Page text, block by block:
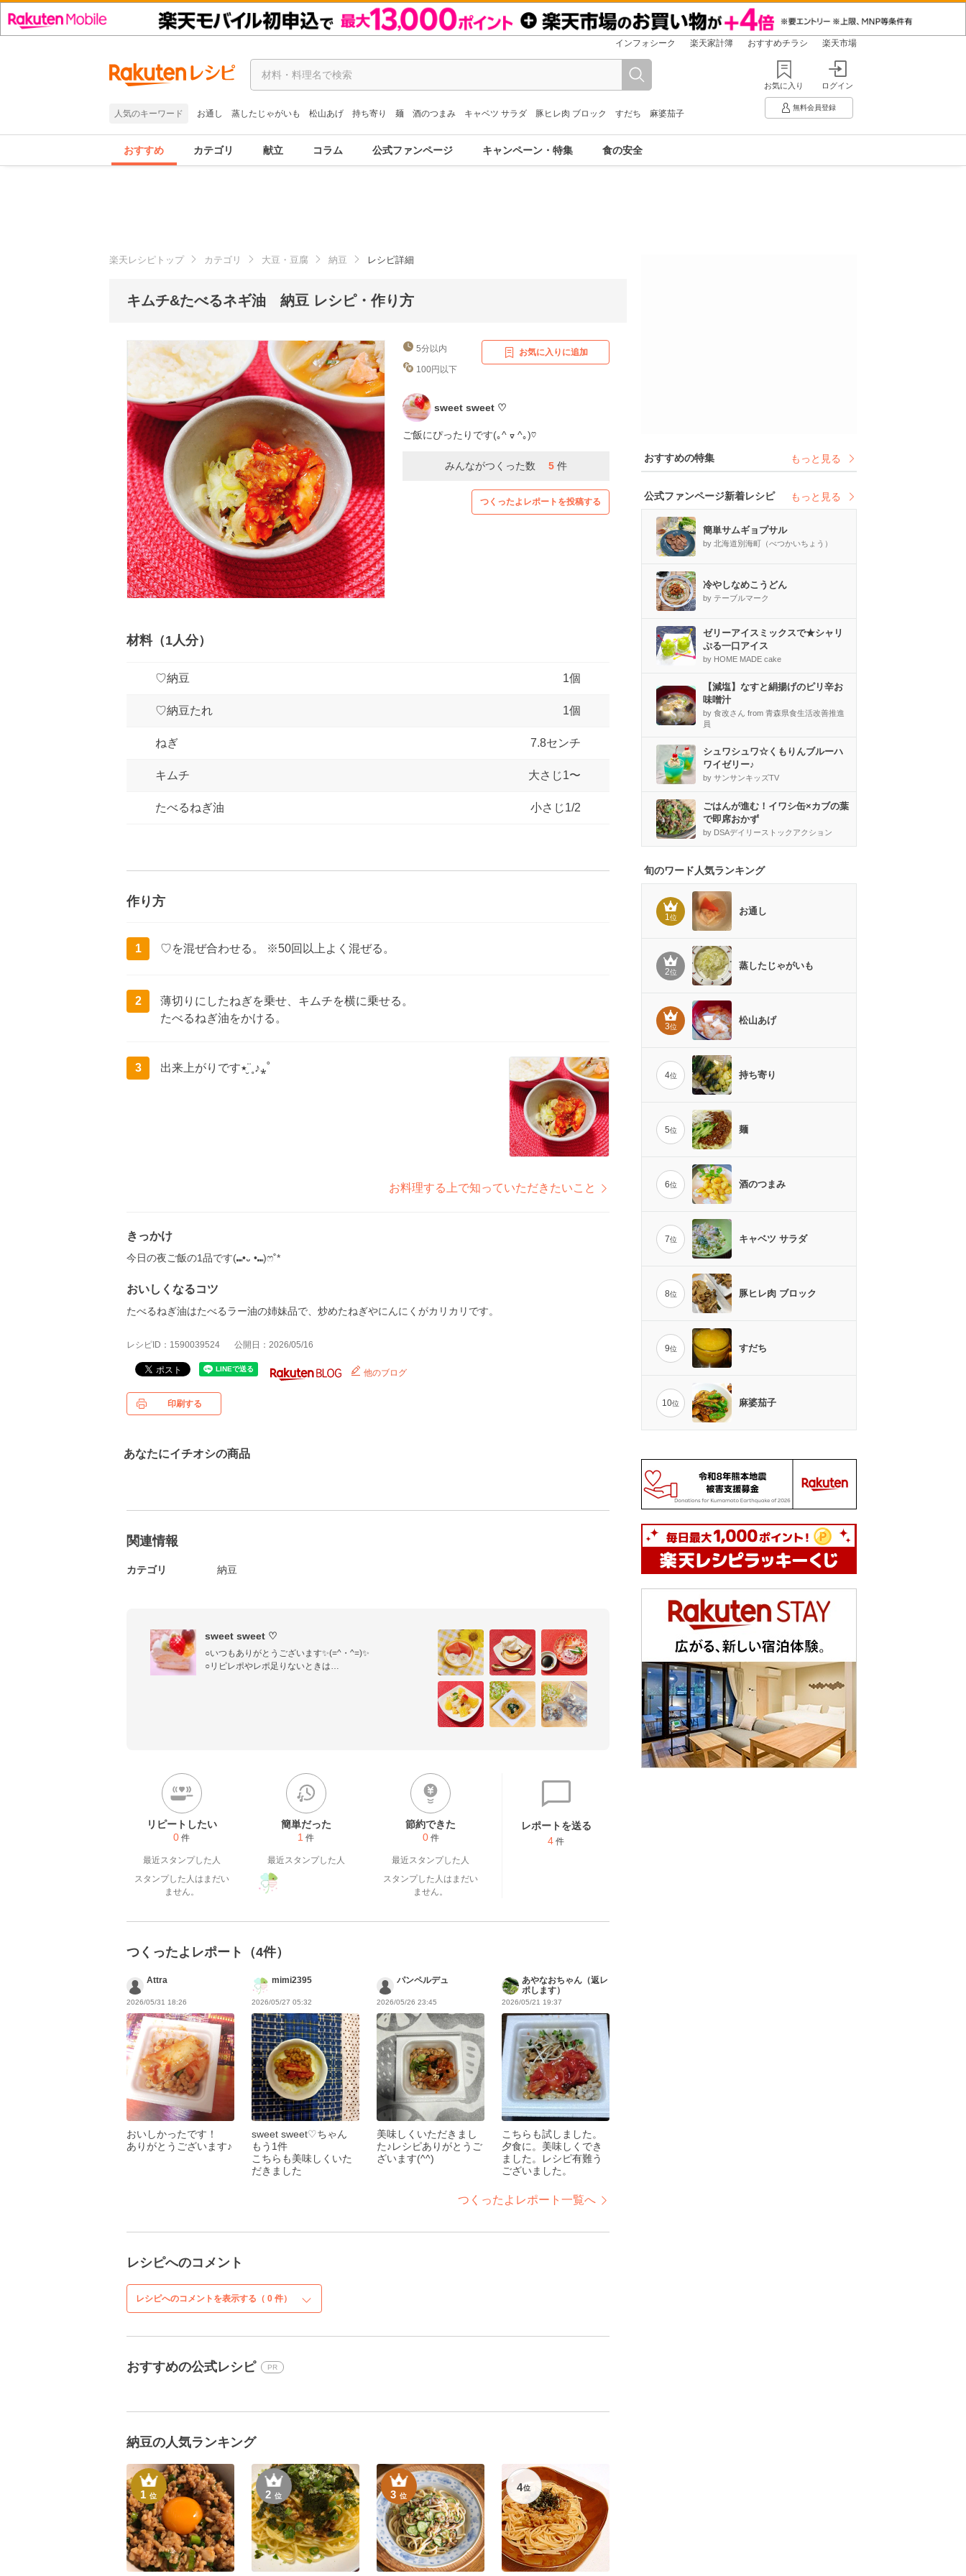
インフォシーク 楽天家計簿 おすすめチラシ 楽天市場
人気のキーワード お通し 蒸したじゃがいも 松山あげ 持ち寄り 麺 酒のつまみ キャベツ サラダ 豚ヒレ肉 ブロック すだち 麻婆茄子
お気に入り ログイン
無料会員登録
おすすめ カテゴリ 献立 コラム 公式ファンページ キャンペーン・特集 食の安全
楽天レシピトップ カテゴリ 大豆・豆腐 納豆 レシピ詳細
キムチ&たべるネギ油 納豆 レシピ・作り方
5分以内
100円以下
お気に入りに追加
sweet sweet ♡
ご飯にぴったりです(｡^ ᢦ ^｡)♡
みんながつくった数 5 件
つくったよレポートを投稿する
材料（1人分）
♡納豆 1個
♡納豆たれ 1個
ねぎ 7.8センチ
キムチ 大さじ1〜
たべるねぎ油 小さじ1/2
作り方
1 ♡を混ぜ合わせる。 ※50回以上よく混ぜる。
2
薄切りにしたねぎを乗せ、キムチを横に乗せる。
たべるねぎ油をかける。
3 出来上がり‎です٭¨̮˳♪⁎˚
お料理する上で知っていただきたいこと
きっかけ
今日の夜ご飯の1品です‎‎(⑉︎•᎑ •⑉︎)ෆ˚*
おいしくなるコツ
たべるねぎ油はたべるラー油の姉妹品で、炒めたねぎやにんにくがカリカリです。
レシピID：1590039524 公開日：2026/05/16
他のブログ
印刷する
あなたにイチオシの商品
関連情報
カテゴリ 納豆
sweet sweet ♡
○いつもありがとうございます✨(=^・^=)✨
○リピレポやレポ足りないときは
リピートしたい
0 件
最近スタンプした人
スタンプした人はまだい
ません。
簡単だった
1 件
最近スタンプした人
節約できた
0 件
最近スタンプした人
スタンプした人はまだい
ません。
レポートを送る
4 件
つくったよレポート（4件）
Attra
2026/05/31 18:26
おいしかったです！
ありがとうございます♪
mimi2395
2026/05/27 05:32
sweet sweet♡ちゃん
もう1件
こちらも美味しくいた
だきました
パンペルデュ
2026/05/26 23:45
美味しくいただきまし
た♪レシピありがとうご
ざいます(^^)
あやなおちゃん（返レ
ポします）
2026/05/21 19:37
こちらも試しました。
夕食に。美味しくでき
ました。レシピ有難う
ございました。
つくったよレポート一覧へ
レシピへのコメント
レシピへのコメントを表示する（ 0 件）
おすすめの公式レシピ PR
納豆の人気ランキング
1位 2位 3位
4位
おすすめの特集 もっと見る
公式ファンページ新着レシピ もっと見る
簡単サムギョプサル
by 北海道別海町（べつかいちょう）
冷やしなめこうどん
by テーブルマーク
ゼリーアイスミックスで★シャリ
ぷる一口アイス
by HOME MADE cake
【減塩】なすと絹揚げのピリ辛お
味噌汁
by 食改さん from 青森県食生活改善推進
員
シュワシュワ☆くもりんブルーハ
ワイゼリー♪
by サンサンキッズTV
ごはんが進む！イワシ缶×カブの葉
で即席おかず
by DSAデイリーストックアクション
旬のワード人気ランキング
1位
お通し
2位
蒸したじゃがいも
3位
松山あげ
4位 持ち寄り
5位 麺
6位 酒のつまみ
7位 キャベツ サラダ
8位 豚ヒレ肉 ブロック
9位 すだち
10位 麻婆茄子